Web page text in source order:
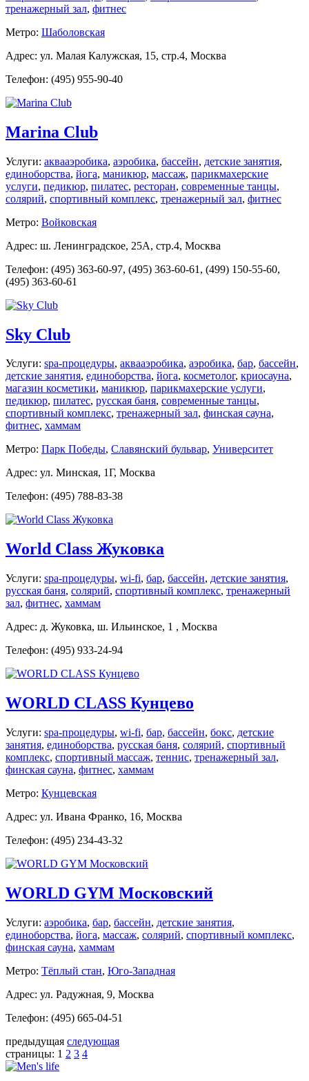
тренажерный зал, фитнес
Метро: Шаболовская
Адрес: ул. Малая Калужская, 15, стр.4, Москва
Телефон: (495) 955-90-40
Marina Club
Услуги: аквааэробика, аэробика, бассейн, детские занятия,
единоборства, йога, маникюр, массаж, парикмахерские
услуги, педикюр, пилатес, ресторан, современные танцы,
солярий, спортивный комплекс, тренажерный зал, фитнес
Метро: Войковская
Адрес: ш. Ленинградское, 25А, стр.4, Москва
Телефон: (495) 363-60-97, (495) 363-60-61, (499) 150-55-60,
(495) 363-60-61
Sky Club
Услуги: spa-процедуры, аквааэробика, аэробика, бар, бассейн,
детские занятия, единоборства, йога, косметолог, криосауна,
магазин косметики, маникюр, парикмахерские услуги,
педикюр, пилатес, русская баня, современные танцы,
спортивный комплекс, тренажерный зал, финская сауна,
фитнес, хаммам
Метро: Парк Победы, Славянский бульвар, Университет
Адрес: ул. Минская, 1Г, Москва
Телефон: (495) 788-83-38
World Class Жуковка
Услуги: spa-процедуры, wi-fi, бар, бассейн, детские занятия,
русская баня, солярий, спортивный комплекс, тренажерный
зал, фитнес, хаммам
Адрес: д. Жуковка, ш. Ильинское, 1 , Москва
Телефон: (495) 933-24-94
WORLD CLASS Кунцево
Услуги: spa-процедуры, wi-fi, бар, бассейн, бокс, детские
занятия, единоборства, русская баня, солярий, спортивный
комплекс, спортивный массаж, теннис, тренажерный зал,
финская сауна, фитнес, хаммам
Метро: Кунцевская
Адрес: ул. Ивана Франко, 16, Москва
Телефон: (495) 234-43-32
WORLD GYM Московский
Услуги: аэробика, бар, бассейн, детские занятия,
единоборства, йога, массаж, солярий, спортивный комплекс,
финская сауна, хаммам
Метро: Тёплый стан, Юго-Западная
Адрес: ул. Радужная, 9, Москва
Телефон: (495) 665-04-51
предыдущая следующая
страницы: 1 2 3 4